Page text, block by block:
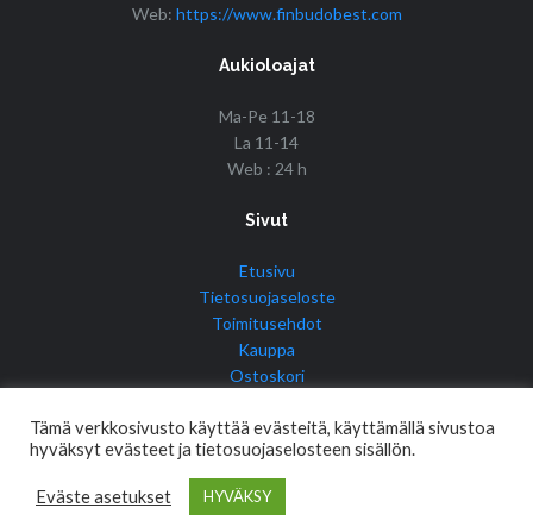
Web: https://www.finbudobest.com
Aukioloajat
Ma-Pe 11-18
La 11-14
Web : 24 h
Sivut
Etusivu
Tietosuojaseloste
Toimitusehdot
Kauppa
Ostoskori
© Copyright 2017 Fin Budo Best | Golden Tiger
Tämä verkkosivusto käyttää evästeitä, käyttämällä sivustoa
hyväksyt evästeet ja tietosuojaselosteen sisällön.
Eväste asetukset HYVÄKSY